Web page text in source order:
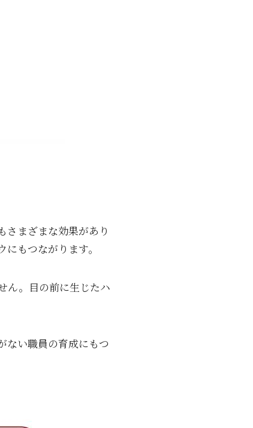
さまざまな効果があり
もつながります。
ん。目の前に生じたハ
ない職員の育成にもつ